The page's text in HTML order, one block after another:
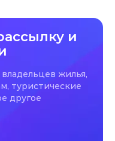
и
жилья,
туристические
другое